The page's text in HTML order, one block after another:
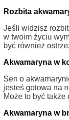
Rozbita
Jeśli widzisz
w twoim życiu
być również
Akwamaryna w
Sen o
jesteś gotowa na
Może to być
Akwamaryna w